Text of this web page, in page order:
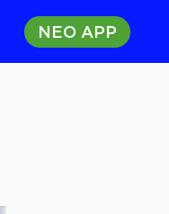
ΝΕΟ APP